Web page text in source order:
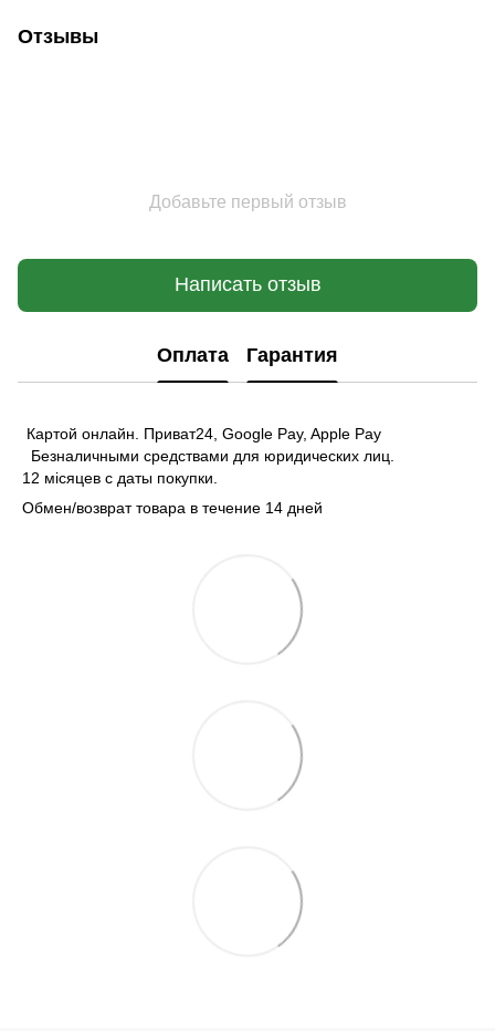
Отзывы
Добавьте первый отзыв
Написать отзыв
Оплата Гарантия
Картой онлайн. Приват24, Google Pay, Apple Pay
Безналичными средствами для юридических лиц.
12 місяцев с даты покупки.
Обмен/возврат товара в течение 14 дней